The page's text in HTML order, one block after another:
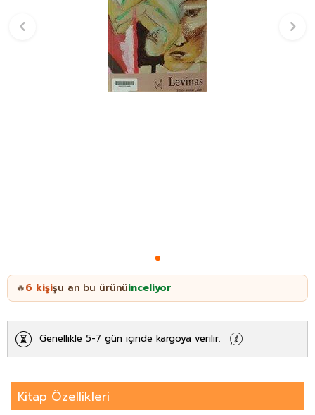
🔥6 kişişu an bu ürünüinceliyor
Genellikle 5-7 gün içinde kargoya verilir.
Kitap Özellikleri